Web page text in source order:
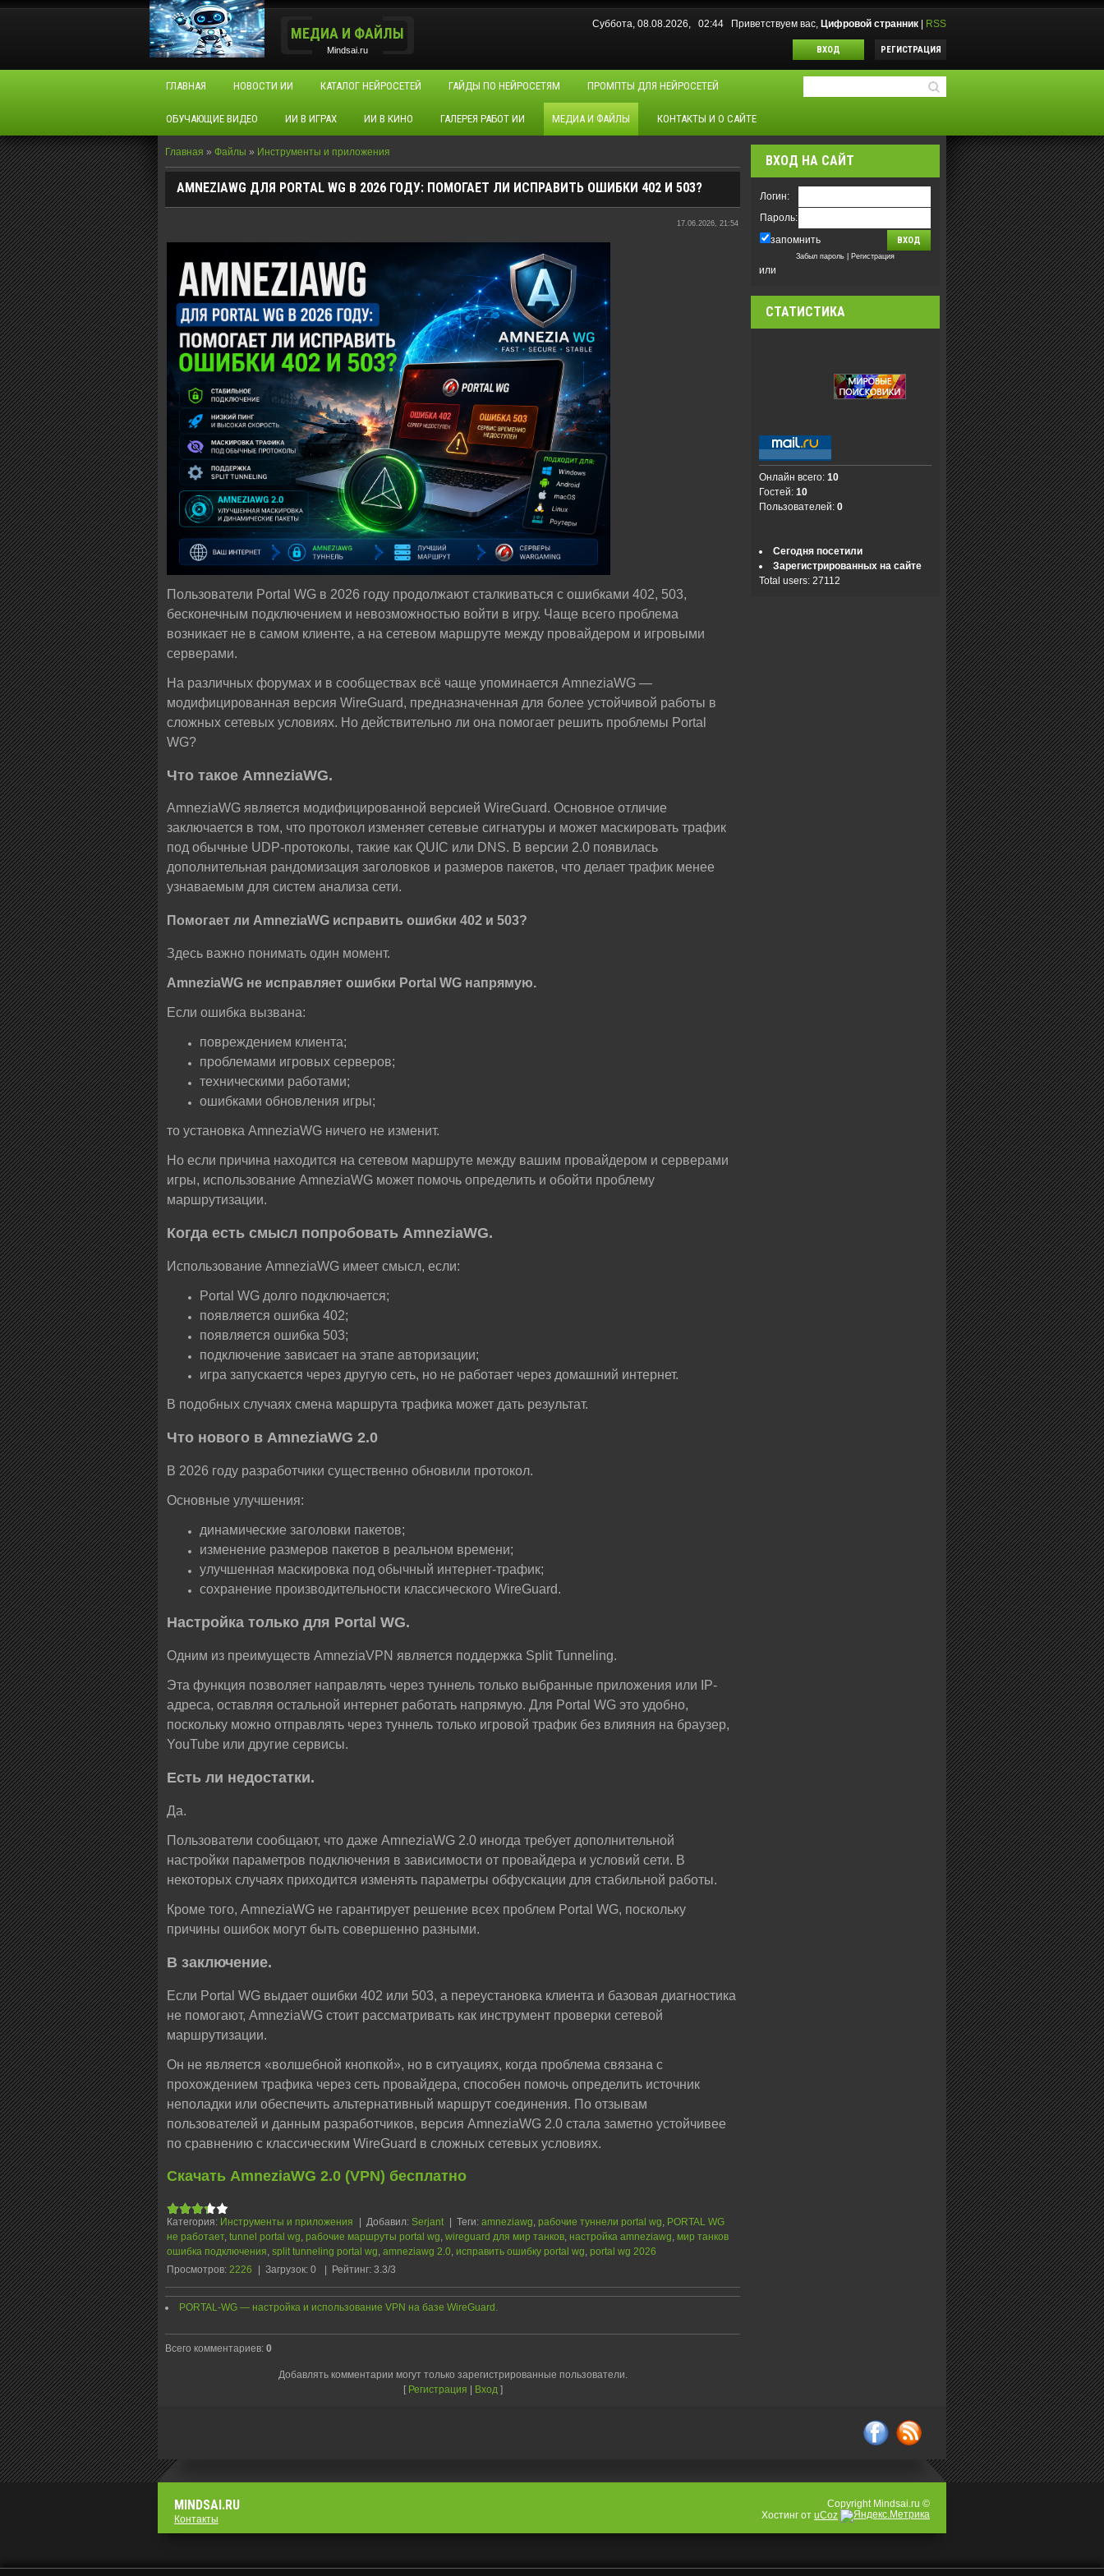
МЕДИА И ФАЙЛЫ
Mindsai.ru
Суббота, 08.08.2026, 02:44 Приветствуем вас, Цифровой странник RSS
ВХОД РЕГИСТРАЦИЯ
ГЛАВНАЯ НОВОСТИ ИИ КАТАЛОГ НЕЙРОСЕТЕЙ ГАЙДЫ ПО НЕЙРОСЕТЯМ ПРОМПТЫ ДЛЯ НЕЙРОСЕТЕЙ
ОБУЧАЮЩИЕ ВИДЕО ИИ В ИГРАХ ИИ В КИНО ГАЛЕРЕЯ РАБОТ ИИ МЕДИА И ФАЙЛЫ КОНТАКТЫ И О САЙТЕ
Главная » Файлы » Инструменты и приложения
AMNEZIAWG ДЛЯ PORTAL WG В 2026 ГОДУ: ПОМОГАЕТ ЛИ ИСПРАВИТЬ ОШИБКИ 402 И 503?
17.06.2026, 21:54
Пользователи Portal WG в 2026 году продолжают сталкиваться с ошибками 402, 503,
бесконечным подключением и невозможностью войти в игру. Чаще всего проблема
возникает не в самом клиенте, а на сетевом маршруте между провайдером и игровыми
серверами.
На различных форумах и в сообществах всё чаще упоминается AmneziaWG —
модифицированная версия WireGuard, предназначенная для более устойчивой работы в
сложных сетевых условиях. Но действительно ли она помогает решить проблемы Portal
WG?
Что такое AmneziaWG.
AmneziaWG является модифицированной версией WireGuard. Основное отличие
заключается в том, что протокол изменяет сетевые сигнатуры и может маскировать трафик
под обычные UDP-протоколы, такие как QUIC или DNS. В версии 2.0 появилась
дополнительная рандомизация заголовков и размеров пакетов, что делает трафик менее
узнаваемым для систем анализа сети.
Помогает ли AmneziaWG исправить ошибки 402 и 503?
Здесь важно понимать один момент.
AmneziaWG не исправляет ошибки Portal WG напрямую.
Если ошибка вызвана:
повреждением клиента;
проблемами игровых серверов;
техническими работами;
ошибками обновления игры;
то установка AmneziaWG ничего не изменит.
Но если причина находится на сетевом маршруте между вашим провайдером и серверами
игры, использование AmneziaWG может помочь определить и обойти проблему
маршрутизации.
Когда есть смысл попробовать AmneziaWG.
Использование AmneziaWG имеет смысл, если:
Portal WG долго подключается;
появляется ошибка 402;
появляется ошибка 503;
подключение зависает на этапе авторизации;
игра запускается через другую сеть, но не работает через домашний интернет.
В подобных случаях смена маршрута трафика может дать результат.
Что нового в AmneziaWG 2.0
В 2026 году разработчики существенно обновили протокол.
Основные улучшения:
динамические заголовки пакетов;
изменение размеров пакетов в реальном времени;
улучшенная маскировка под обычный интернет-трафик;
сохранение производительности классического WireGuard.
Настройка только для Portal WG.
Одним из преимуществ AmneziaVPN является поддержка Split Tunneling.
Эта функция позволяет направлять через туннель только выбранные приложения или IP-
адреса, оставляя остальной интернет работать напрямую. Для Portal WG это удобно,
поскольку можно отправлять через туннель только игровой трафик без влияния на браузер,
YouTube или другие сервисы.
Есть ли недостатки.
Да.
Пользователи сообщают, что даже AmneziaWG 2.0 иногда требует дополнительной
настройки параметров подключения в зависимости от провайдера и условий сети. В
некоторых случаях приходится изменять параметры обфускации для стабильной работы.
Кроме того, AmneziaWG не гарантирует решение всех проблем Portal WG, поскольку
причины ошибок могут быть совершенно разными.
В заключение.
Если Portal WG выдает ошибки 402 или 503, а переустановка клиента и базовая диагностика
не помогают, AmneziaWG стоит рассматривать как инструмент проверки сетевой
маршрутизации.
Он не является «волшебной кнопкой», но в ситуациях, когда проблема связана с
прохождением трафика через сеть провайдера, способен помочь определить источник
неполадки или обеспечить альтернативный маршрут соединения. По отзывам
пользователей и данным разработчиков, версия AmneziaWG 2.0 стала заметно устойчивее
по сравнению с классическим WireGuard в сложных сетевых условиях.
Скачать AmneziaWG 2.0 (VPN) бесплатно
Категория: Инструменты и приложения | Добавил: Serjant | Теги: amneziawg ,рабочие туннели portal wg PORTAL WG
не работает, tunnel portal wg рабочие маршруты portal wg wireguard для мир танков настройка amneziawg мир танков
ошибка подключения split tunneling portal wg amneziawg 2.0 исправить ошибку portal wg portal wg 2026
Просмотров: 2226 | Загрузок: 0 | Рейтинг: 3.3/3
PORTAL-WG — настройка и использование VPN на базе WireGuard.
Всего комментариев: 0
Добавлять комментарии могут только зарегистрированные пользователи.
[ Регистрация Вход]
ВХОД НА САЙТ
Логин:
Пароль:
запомнить
Забыл пароль Регистрация
или
СТАТИСТИКА
Онлайн всего: 10
Гостей: 10
Пользователей: 0
Сегодня посетили
Зарегистрированных на сайте
Total users: 27112
MINDSAI.RU
Контакты
Copyright Mindsai.ru ©
Хостинг от uCoz